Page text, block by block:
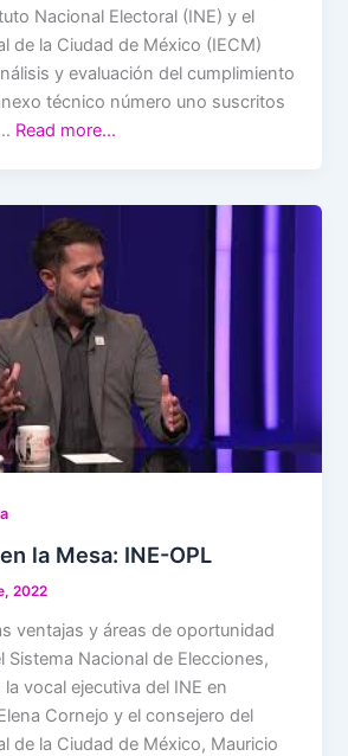
Nacional Electoral (INE) y el
de la Ciudad de México (IECM)
y evaluación del cumplimiento
técnico número uno suscritos
Read more…
la Mesa: INE-OPL
2022
ventajas y áreas de oportunidad
Sistema Nacional de Elecciones,
vocal ejecutiva del INE en
Cornejo y el consejero del
de la Ciudad de México, Mauricio